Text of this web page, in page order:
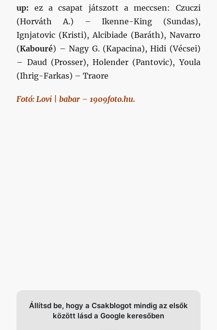
up: ez a csapat játszott a meccsen: Czuczi
(Horváth A.) – Ikenne-King (Sundas),
Ignjatovic (Kristi), Alcibiade (Baráth), Navarro
(Kabouré) – Nagy G. (Kapacina), Hidi (Vécsei)
– Daud (Prosser), Holender (Pantovic), Youla
(Ihrig-Farkas) – Traore
Fotó: Lovi | babar – 1909foto.hu.
Állítsd be, hogy a Csakblogot mindig az elsők
között lásd a Google keresőben